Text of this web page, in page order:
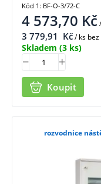
4 573,70 Kč
3 779,91 Kč/ ks bez
Skladem (3 ks)
Koupit
Kód 1: BF-O-3/72-C
rozvodnice